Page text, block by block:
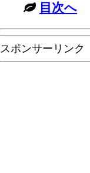
目次へ
スポンサーリンク